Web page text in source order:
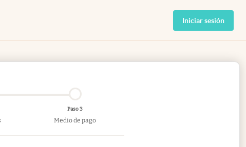
Iniciar sesión
Paso 3
Medio de pago